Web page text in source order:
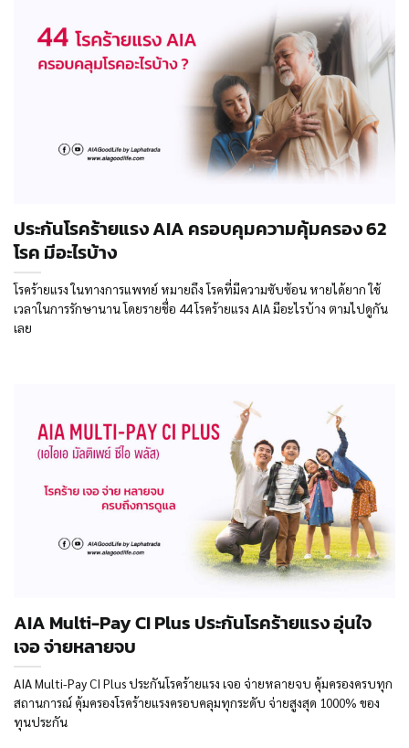
ประกันโรคร้ายแรง AIA ครอบคุมความคุ้มครอง 62
โรค มีอะไรบ้าง
โรคร้ายแรง ในทางการแพทย์ หมายถึง โรคที่มีความซับซ้อน หายได้ยาก ใช้
เวลาในการรักษานาน โดยรายชื่อ 44 โรคร้ายแรง AIA มีอะไรบ้าง ตามไปดูกัน
เลย
AIA Multi-Pay CI Plus ประกันโรคร้ายแรง อุ่นใจ
เจอ จ่ายหลายจบ
AIA Multi-Pay CI Plus ประกันโรคร้ายแรง เจอ จ่ายหลายจบ คุ้มครองครบทุก
สถานการณ์ คุ้มครองโรคร้ายแรงครอบคลุมทุกระดับ จ่ายสูงสุด 1000% ของ
ทุนประกัน